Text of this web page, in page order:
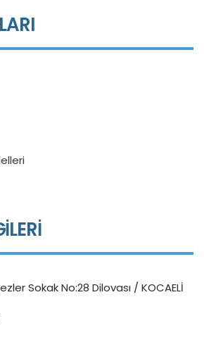
Sokak No:28 Dilovası / KOCAELİ